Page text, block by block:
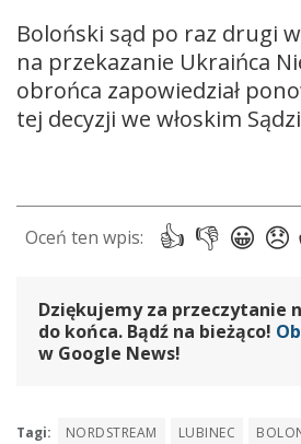
Boloński sąd po raz drugi
na przekazanie Ukraińca
obrońca zapowiedział
tej decyzji we włoskim
Dziękujemy za przeczytanie
do końca. Bądź na bieżąco!
w Google News!
Tagi: NORDSTREAM LUBINEC